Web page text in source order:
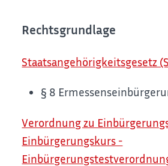
Rechtsgrundlage
Staatsangehörigkeitsgesetz
§ 8
Verordnung zu
Einbürgerungskurs -